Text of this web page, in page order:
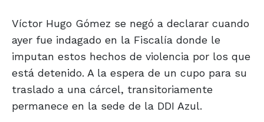
Víctor Hugo Gómez se negó a declarar cuando
ayer fue indagado en la Fiscalía donde le
imputan estos hechos de violencia por los que
está detenido. A la espera de un cupo para su
traslado a una cárcel, transitoriamente
permanece en la sede de la DDI Azul.